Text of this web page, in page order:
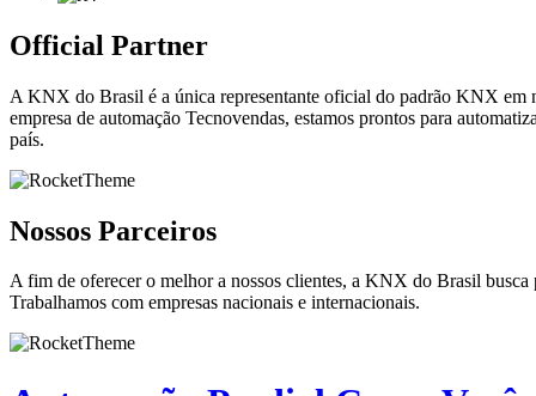
Official Partner
A KNX do Brasil é a única representante oficial do padrão KNX em
empresa de automação Tecnovendas, estamos prontos para
país.
Nossos Parceiros
A fim de oferecer o melhor a nossos clientes, a KNX do Brasil busca
Trabalhamos com empresas nacionais e internacionais.